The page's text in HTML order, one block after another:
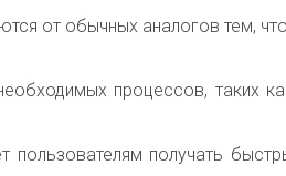
от обычных аналогов тем,
процессов, таких
пользователям получать